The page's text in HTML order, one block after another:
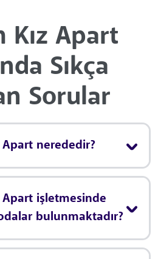
Kız Apart
Sıkça
Sorular
Apart nerededir?
Apart işletmesinde
bulunmaktadır?